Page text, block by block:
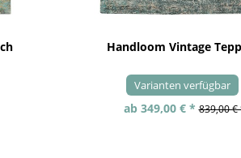
Handloom Vintage
Varianten verfügbar
ab 349,00 € * 839,00 €